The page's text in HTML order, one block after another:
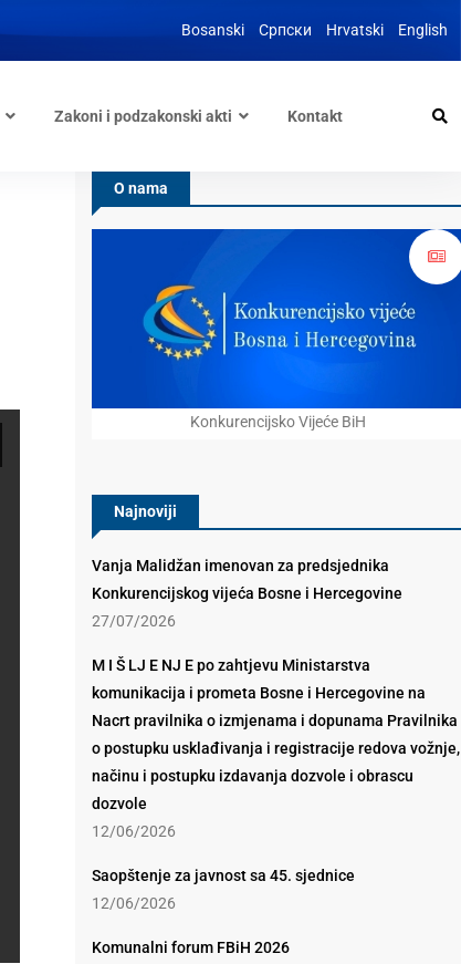
Bosanski Српски Hrvatski English
Zakoni i podzakonski akti Kontakt
O nama
Konkurencijsko Vijeće BiH
Najnoviji
Vanja Malidžan imenovan za predsjednika
Konkurencijskog vijeća Bosne i Hercegovine
27/07/2026
M I Š LJ E NJ E po zahtjevu Ministarstva
komunikacija i prometa Bosne i Hercegovine na
Nacrt pravilnika o izmjenama i dopunama Pravilnika
o postupku usklađivanja i registracije redova vožnje,
načinu i postupku izdavanja dozvole i obrascu
dozvole
12/06/2026
Saopštenje za javnost sa 45. sjednice
12/06/2026
Komunalni forum FBiH 2026